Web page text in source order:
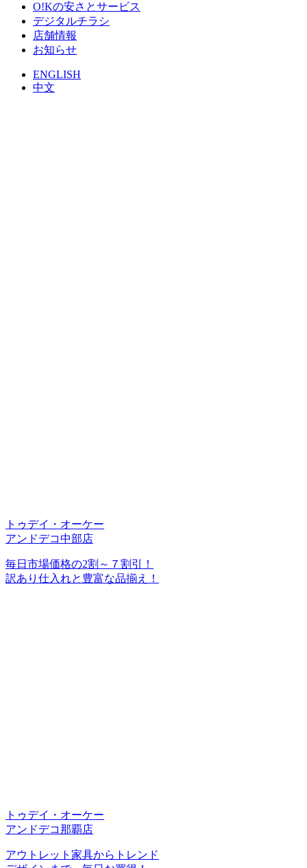
O!Kの安さとサービス
デジタルチラシ
店舗情報
お知らせ
ENGLISH
中文
トゥデイ・オーケー
アンドデコ中部店
毎日市場価格の2割～７割引！
訳あり仕入れと豊富な品揃え！
トゥデイ・オーケー
アンドデコ那覇店
アウトレット家具からトレンド